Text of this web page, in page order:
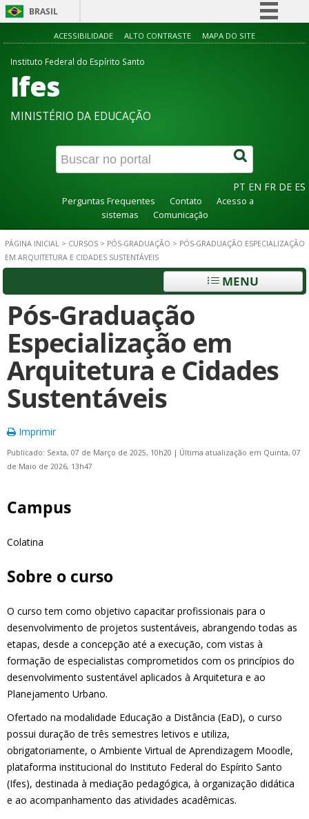
BRASIL
Simplifique!
Canais
ACESSIBILIDADE ALTO CONTRASTE MAPA DO SITE
Instituto Federal do Espírito Santo
Ifes
MINISTÉRIO DA EDUCAÇÃO
PT EN FR DE ES
Perguntas Frequentes Contato
Acesso a
sistemas
Comunicação
PÁGINA INICIAL > CURSOS > PÓS-GRADUAÇÃO > PÓS-GRADUAÇÃO ESPECIALIZAÇÃO
EM ARQUITETURA E CIDADES SUSTENTÁVEIS
MENU
Pós-Graduação
Especialização em
Arquitetura e Cidades
Sustentáveis
Imprimir
Publicado: Sexta, 07 de Março de 2025, 10h20 | Última atualização em Quinta, 07
de Maio de 2026, 13h47
Campus
Colatina
Sobre o curso
O curso tem como objetivo capacitar profissionais para o
desenvolvimento de projetos sustentáveis, abrangendo todas as
etapas, desde a concepção até a execução, com vistas à
formação de especialistas comprometidos com os princípios do
desenvolvimento sustentável aplicados à Arquitetura e ao
Planejamento Urbano.
Ofertado na modalidade Educação a Distância (EaD), o curso
possui duração de três semestres letivos e utiliza,
obrigatoriamente, o Ambiente Virtual de Aprendizagem Moodle,
plataforma institucional do Instituto Federal do Espírito Santo
(Ifes), destinada à mediação pedagógica, à organização didática
e ao acompanhamento das atividades acadêmicas.